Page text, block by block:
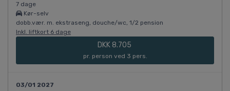
7 dage
Kør-selv
dobb.vær. m. ekstraseng, douche/wc, 1/2 pension
Inkl. liftkort 6 dage
DKK 8.705
pr. person ved 3 pers.
03/01 2027